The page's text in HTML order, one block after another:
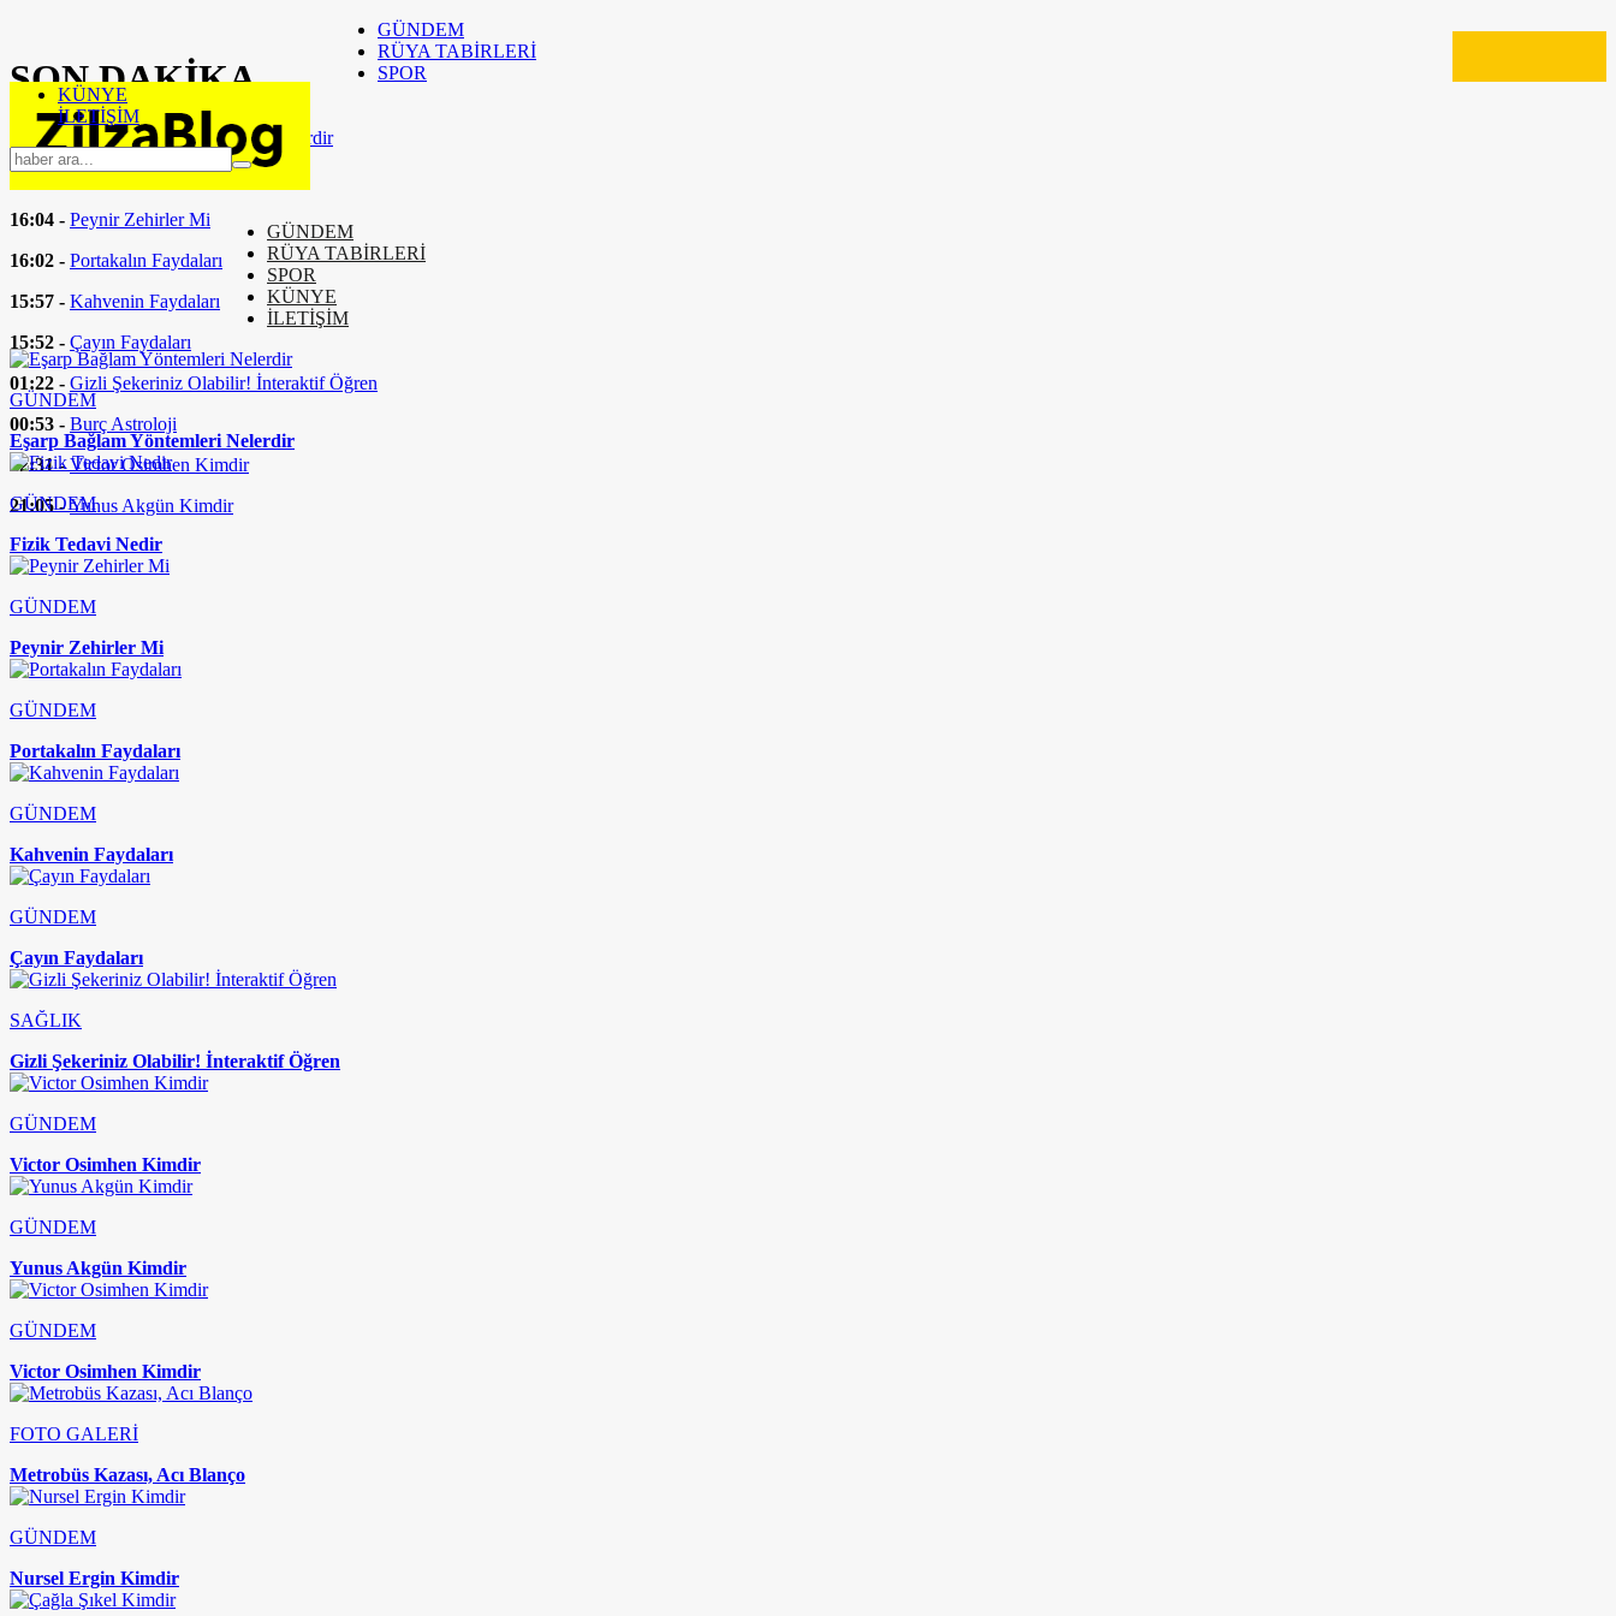
SON DAKİKA
16:37 -
Eşarp Bağlam Yöntemleri Nelerdir
16:24 -Fizik Tedavi Nedir
16:04 - Peynir Zehirler Mi
16:02 - Portakalın Faydaları
15:57 - Kahvenin Faydaları
15:52 - Çayın Faydaları
01:22 - Gizli Şekeriniz Olabilir! İnteraktif Öğren
00:53 - Burç Astroloji
22:31 -Victor Osimhen Kimdir
21:05 -Yunus Akgün Kimdir
GÜNDEM
RÜYA TABİRLERİ
SPOR
KÜNYE
İLETİŞİM
GÜNDEM
RÜYA TABİRLERİ
SPOR
KÜNYE
İLETİŞİM
GÜNDEM
Eşarp Bağlam Yöntemleri Nelerdir
GÜNDEM
Fizik Tedavi Nedir
GÜNDEM
Peynir Zehirler Mi
GÜNDEM
Portakalın Faydaları
GÜNDEM
Kahvenin Faydaları
GÜNDEM
Çayın Faydaları
SAĞLIK
Gizli Şekeriniz Olabilir! İnteraktif Öğren
GÜNDEM
Victor Osimhen Kimdir
GÜNDEM
Yunus Akgün Kimdir
GÜNDEM
Victor Osimhen Kimdir
FOTO GALERİ
Metrobüs Kazası, Acı Blanço
GÜNDEM
Nursel Ergin Kimdir